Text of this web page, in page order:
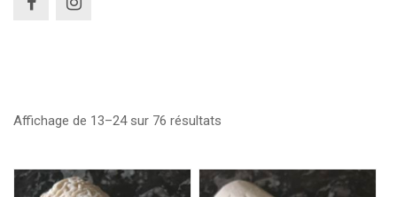
Affichage de 13–24 sur 76 résultats